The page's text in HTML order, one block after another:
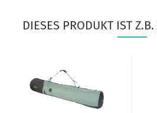
DIESES PRODUKT IST